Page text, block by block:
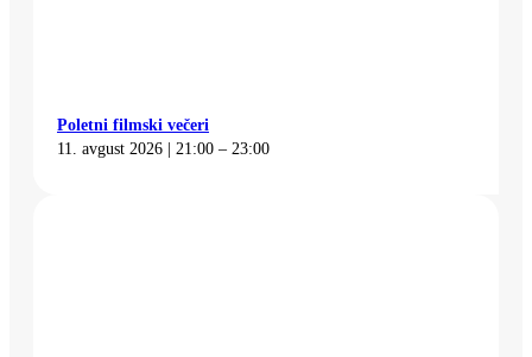
Poletni filmski večeri
11. avgust 2026 | 21:00 – 23:00